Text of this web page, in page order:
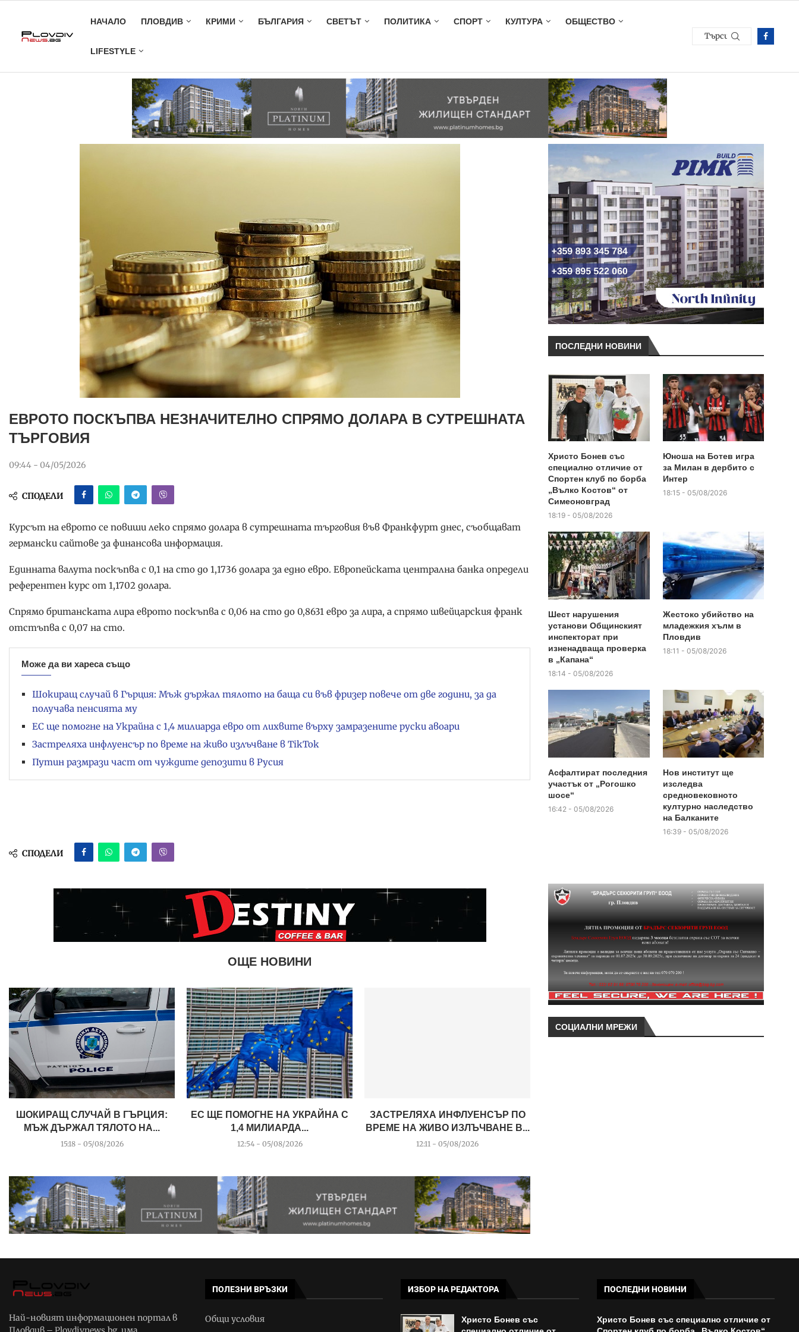
НАЧАЛО ПЛОВДИВ КРИМИ БЪЛГАРИЯ СВЕТЪТ ПОЛИТИКА СПОРТ КУЛТУРА ОБЩЕСТВО
LIFESTYLE
ЕВРОТО ПОСКЪПВА НЕЗНАЧИТЕЛНО СПРЯМО ДОЛАРА В СУТРЕШНАТА
ТЪРГОВИЯ
09:44 - 04/05/2026
СПОДЕЛИ
Курсът на еврото се повиши леко спрямо долара в сутрешната търговия във Франкфурт днес, съобщават
германски сайтове за финансова информация.
Единната валута поскъпва с 0,1 на сто до 1,1736 долара за едно евро. Европейската централна банка определи
референтен курс от 1,1702 долара.
Спрямо британската лира еврото поскъпва с 0,06 на сто до 0,8631 евро за лира, а спрямо швейцарския франк
отстъпва с 0,07 на сто.
Може да ви хареса също
Шокиращ случай в Гърция: Мъж държал тялото на баща си във фризер повече от две години, за да
получава пенсията му
ЕС ще помогне на Украйна с 1,4 милиарда евро от лихвите върху замразените руски авоари
Застреляха инфлуенсър по време на живо излъчване в TikTok
Путин размрази част от чуждите депозити в Русия
СПОДЕЛИ
ОЩЕ НОВИНИ
ШОКИРАЩ СЛУЧАЙ В ГЪРЦИЯ:
МЪЖ ДЪРЖАЛ ТЯЛОТО НА...
15:18 - 05/08/2026
ЕС ЩЕ ПОМОГНЕ НА УКРАЙНА С
1,4 МИЛИАРДА...
12:54 - 05/08/2026
ЗАСТРЕЛЯХА ИНФЛУЕНСЪР ПО
ВРЕМЕ НА ЖИВО ИЗЛЪЧВАНЕ В...
12:11 - 05/08/2026
ПОСЛЕДНИ НОВИНИ
Христо Бонев със
специално отличие от
Спортен клуб по борба
„Вълко Костов“ от
Симеоновград
18:19 - 05/08/2026
Юноша на Ботев игра
за Милан в дербито с
Интер
18:15 - 05/08/2026
Шест нарушения
установи Общинският
инспекторат при
изненадваща проверка
в „Капана“
18:14 - 05/08/2026
Жестоко убийство на
младежкия хълм в
Пловдив
18:11 - 05/08/2026
Асфалтират последния
участък от „Рогошко
шосе“
16:42 - 05/08/2026
Нов институт ще
изследва
средновековното
културно наследство
на Балканите
16:39 - 05/08/2026
СОЦИАЛНИ МРЕЖИ
Най-новият информационен портал в
ПОЛЕЗНИ ВРЪЗКИ
Общи условия
ИЗБОР НА РЕДАКТОРА
Христо Бонев със
ПОСЛЕДНИ НОВИНИ
Христо Бонев със специално отличие от